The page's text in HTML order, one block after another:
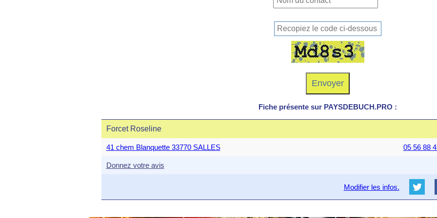
Fiche présente sur PAYSDEBUCH.PRO :
Forcet Roseline
41 chem Blanquette 33770 SALLES 05 56 88
Donnez votre avis
Modifier les infos.